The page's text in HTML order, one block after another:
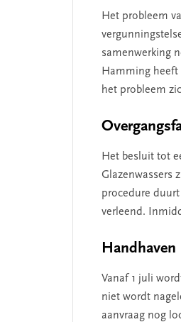
Het probleem
samenwerking
Hamming heeft
het probleem
Het besluit tot
Glazenwassers
procedure
verleend.
Handhaven
Vanaf 1 juli
niet wordt
aanvraag nog